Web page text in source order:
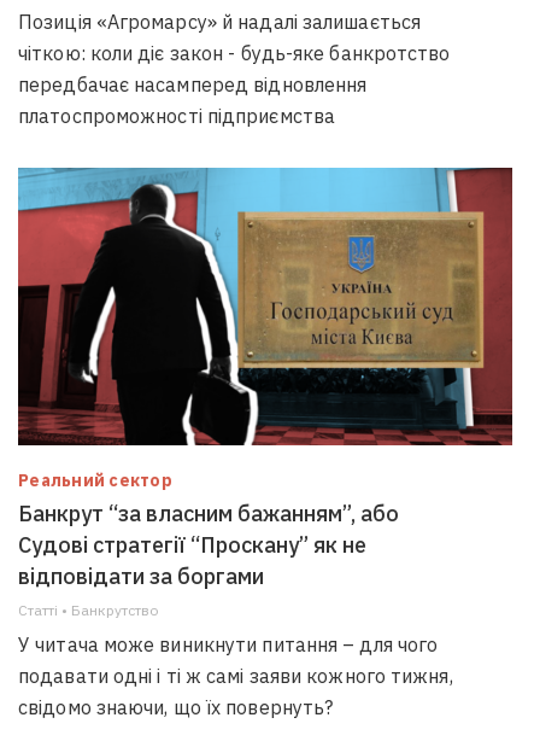
Позиція «Агромарсу» й надалі залишається
чіткою: коли діє закон - будь-яке банкротство
передбачає насамперед відновлення
платоспроможності підприємства
Реальний сектор
Банкрут “за власним бажанням”, або
Судові стратегії “Проскану” як не
відповідати за боргами
Статті • Банкрутство
У читача може виникнути питання – для чого
подавати одні і ті ж самі заяви кожного тижня,
свідомо знаючи, що їх повернуть?